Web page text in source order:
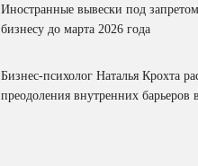
Иностранные вывески под
бизнесу до марта 2026 года
Бизнес-психолог Наталья Крохта
преодоления внутренних барьеров